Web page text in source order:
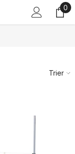
0
0
Trier